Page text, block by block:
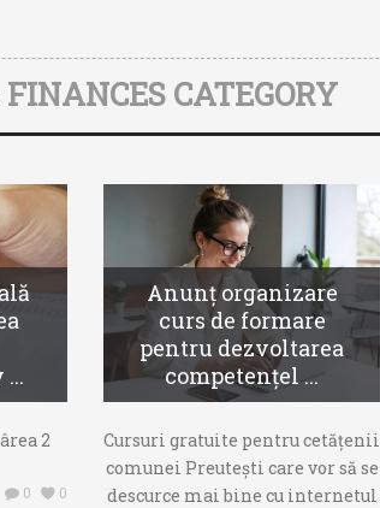
CATEGORY
2
0 0
Anunț organizare
curs de formare
pentru dezvoltarea
competențel ...
Cursuri gratuite pentru cetățenii
comunei Preutești care vor să se
descurce mai bine cu internetul